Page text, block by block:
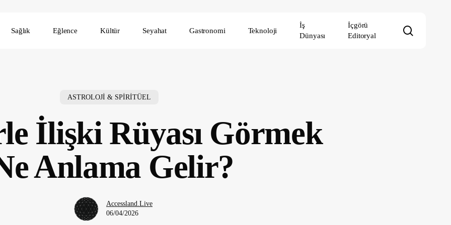
Sağlık Eğlence Kültür Seyahat Gastronomi Teknoloji
İş
Dünyası
İçgörü
Editoryal
ASTROLOJİ & SPİRİTÜEL
İlişki Rüyası Görmek
Anlama Gelir?
Accessland.Live
06/04/2026